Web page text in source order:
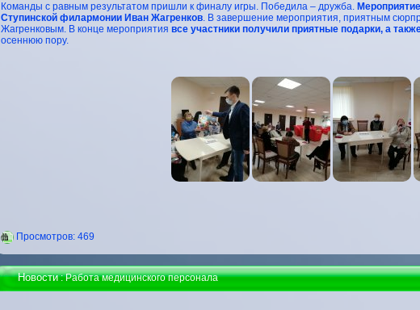
Команды с равным результатом пришли к финалу игры. Победила – дружба.
Ступинской филармонии Иван Жагренков. В завершение мероприятия, приятным
Жагренковым. В конце мероприятия все участники получили приятные подарки, а
осеннюю пору.
Проcмотров: 469
Новости: Работа медицинского персонала